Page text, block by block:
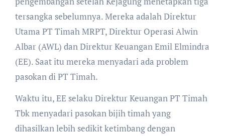
tersangka sebelumnya. Mereka adalah Direktur
Utama PT Timah MRPT, Direktur Operasi Alwin
Albar (AWL) dan Direktur Keuangan Emil Elmindra
(EE). Saat itu mereka menyadari ada problem
pasokan di PT Timah.
Waktu itu, EE selaku Direktur Keuangan PT Timah
Tbk menyadari pasokan bijih timah yang
dihasilkan lebih sedikit ketimbang dengan